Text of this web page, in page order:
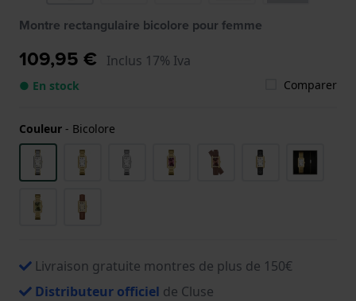
Montre rectangulaire bicolore pour femme
109,95 € Inclus 17% Iva
● En stock Comparer
Couleur - Bicolore
Livraison gratuite montres de plus de 150€
Distributeur officiel de Cluse